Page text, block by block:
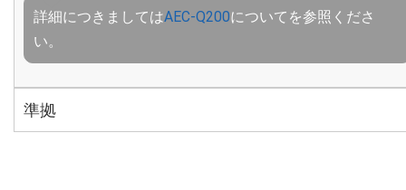
詳細につきましてはAEC-Q200についてを参照くださ
い。
準拠